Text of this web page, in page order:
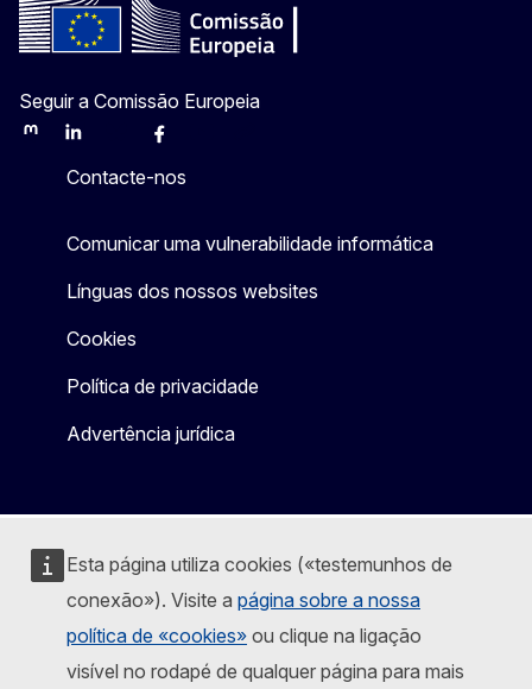
Esta página utiliza cookies («testemunhos de
conexão»). Visite a página sobre a nossa
política de «cookies» ou clique na ligação
visível no rodapé de qualquer página para mais
Seguir a Comissão Europeia
MastodonLinkedInBlueskyFacebook
Contacte-nos
Comunicar uma vulnerabilidade informática
Línguas dos nossos websites
Cookies
Política de privacidade
Advertência jurídica